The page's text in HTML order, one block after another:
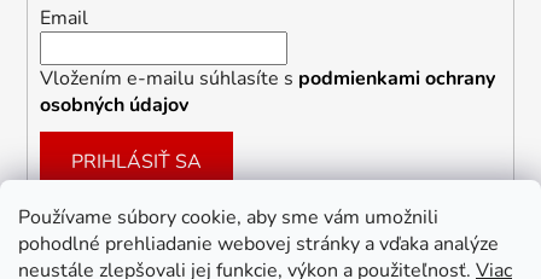
Používame súbory cookie, aby sme vám umožnili
pohodlné prehliadanie webovej stránky a vďaka analýze
neustále zlepšovali jej funkcie, výkon a použiteľnosť. Viac
Email
Vložením e-mailu súhlasíte s podmienkami ochrany
osobných údajov
PRIHLÁSIŤ SA
Facebook